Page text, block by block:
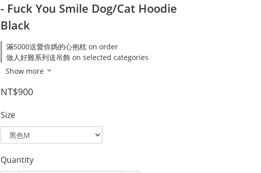
- Fuck You Smile Dog/Cat Hoodie
Black
滿5000送愛你媽的心抱枕 on order
做人好難系列送吊飾 on selected categories
Show more
NT$900
Size
Quantity